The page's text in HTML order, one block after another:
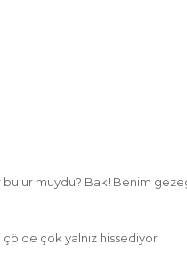
bulur muydu? Bak! Benim
çok yalnız hissediyor.